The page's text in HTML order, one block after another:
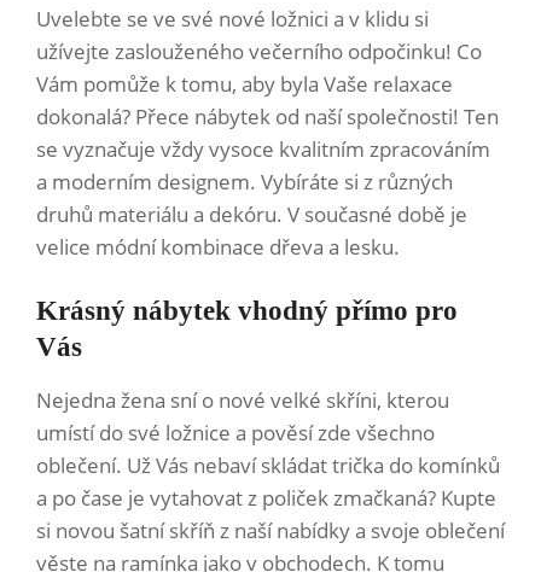
Uvelebte se ve své nové ložnici a v klidu si
užívejte zaslouženého večerního odpočinku! Co
Vám pomůže k tomu, aby byla Vaše relaxace
dokonalá? Přece nábytek od naší společnosti! Ten
se vyznačuje vždy vysoce kvalitním zpracováním
a moderním designem. Vybíráte si z různých
druhů materiálu a dekóru. V současné době je
velice módní kombinace dřeva a lesku.
Krásný nábytek vhodný přímo pro
Vás
Nejedna žena sní o nové velké skříni, kterou
umístí do své ložnice a pověsí zde všechno
oblečení. Už Vás nebaví skládat trička do komínků
a po čase je vytahovat z poliček zmačkaná? Kupte
si novou šatní skříň z naší nabídky a svoje oblečení
věste na ramínka jako v obchodech. K tomu